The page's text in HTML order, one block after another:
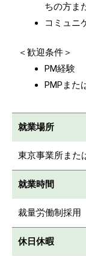
ちの方ま
コミュニ
＜歓迎条件＞
PM経験
PMPまた
就業場所
東京事業所また
就業時間
裁量労働制採用
休日休暇